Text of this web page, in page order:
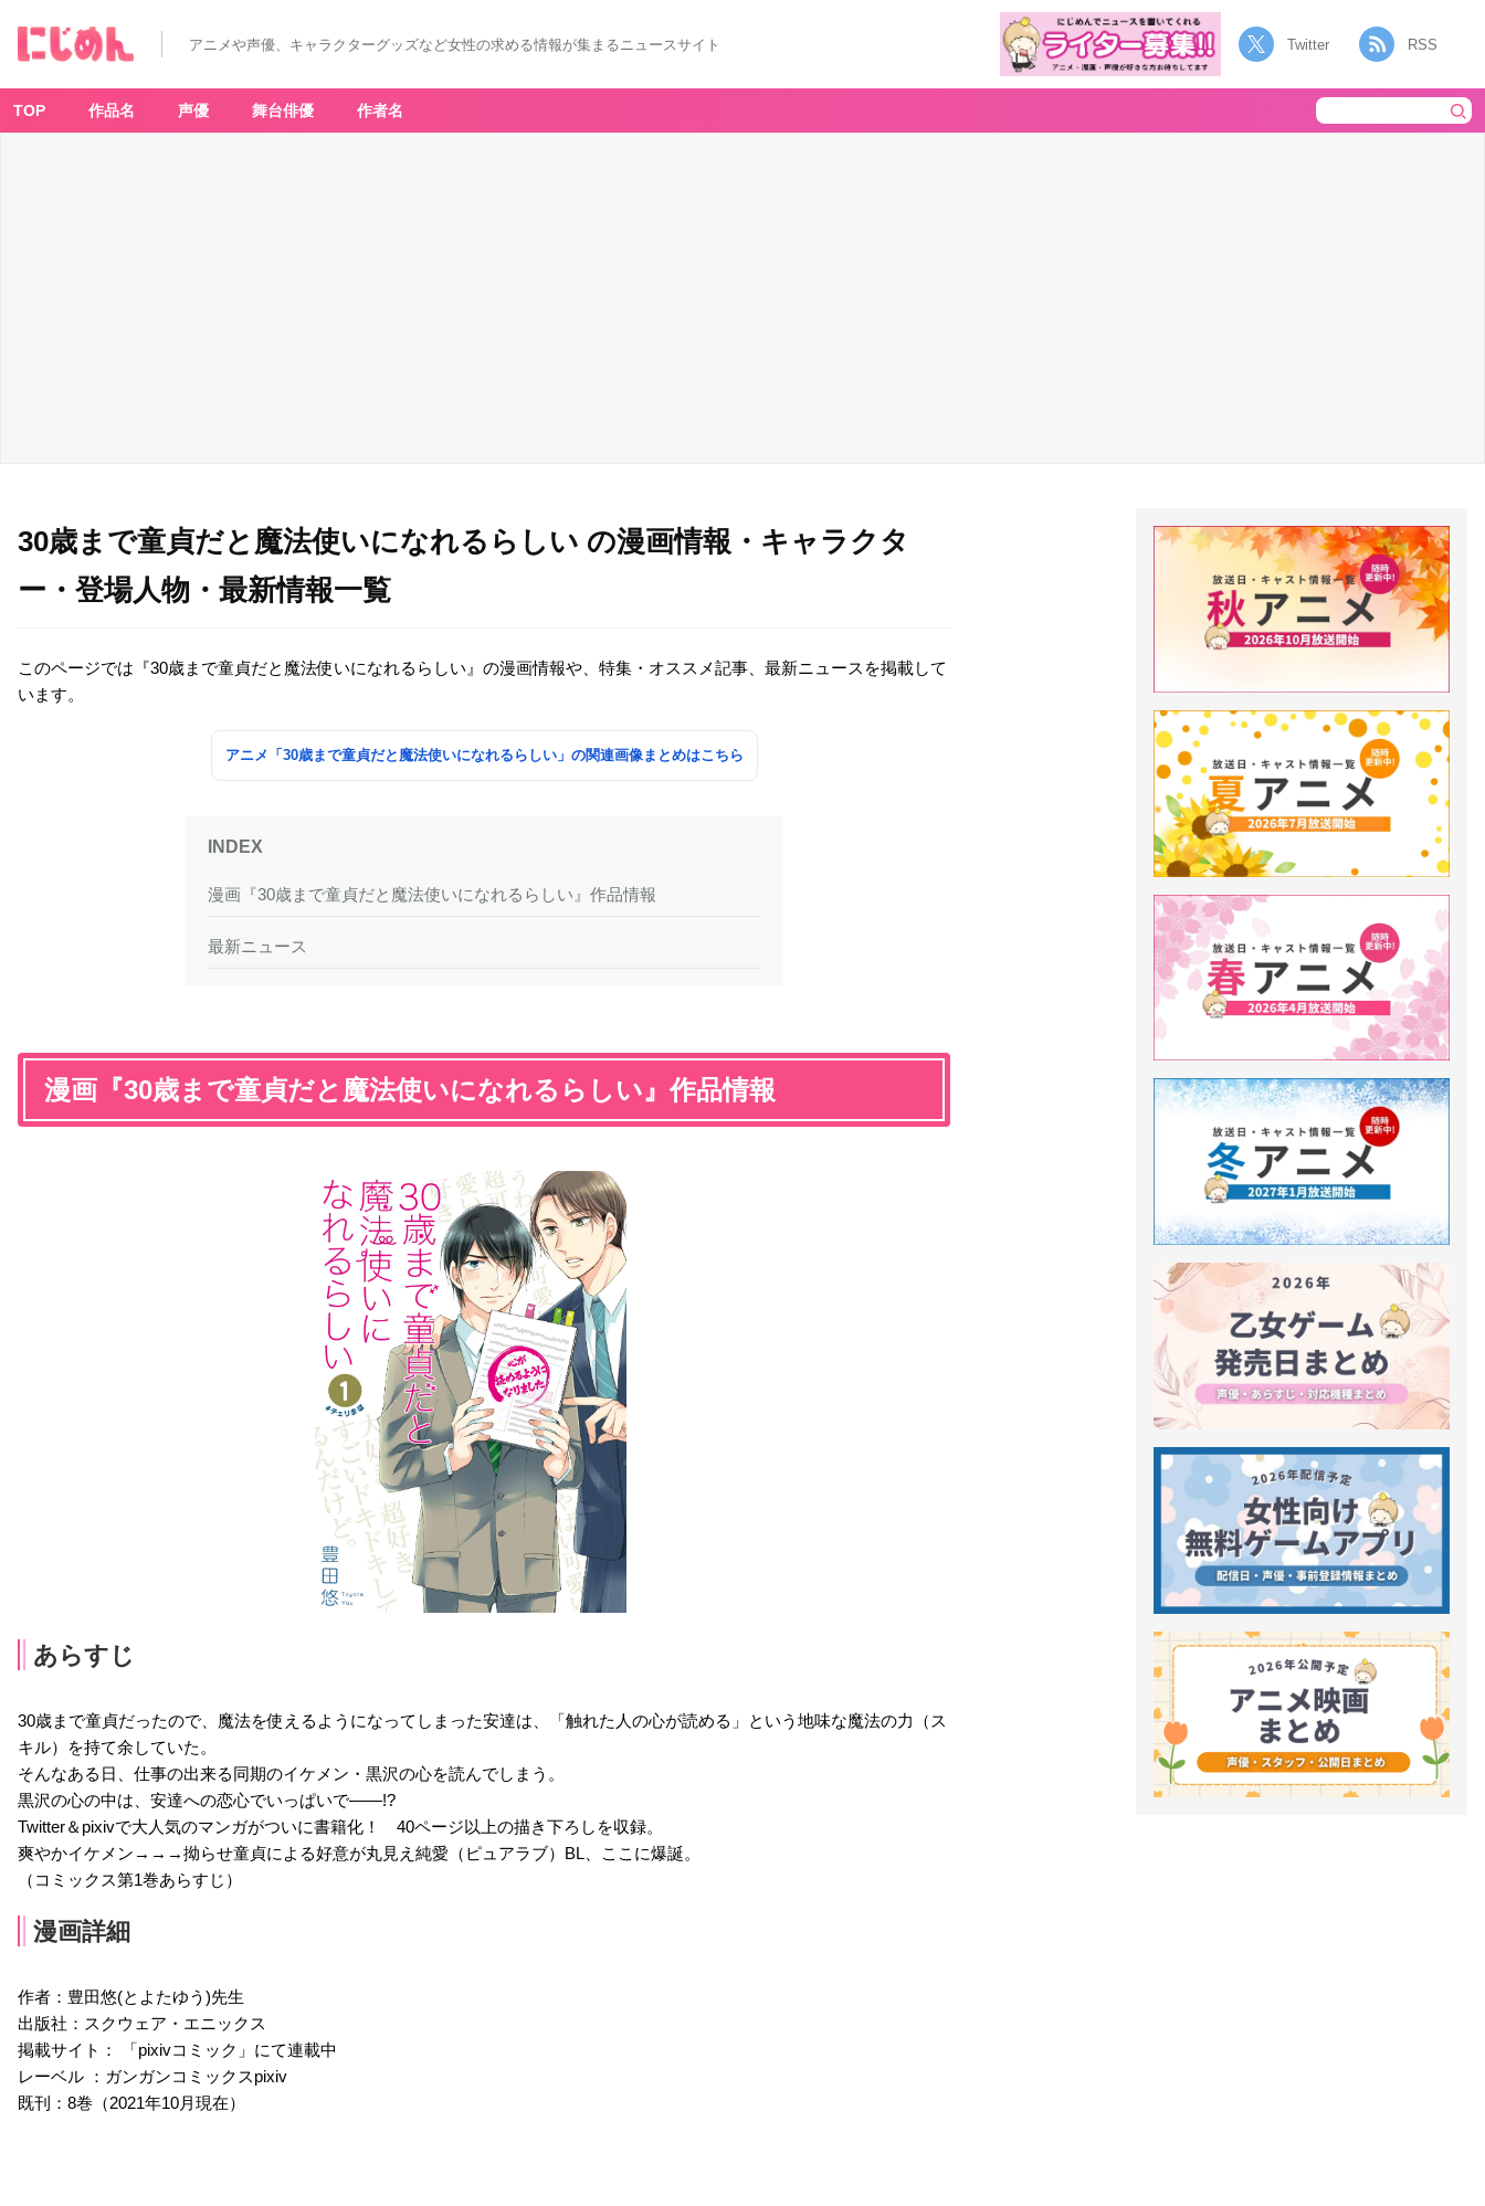
アニメや声優、キャラクターグッズなど女性の求める情報が集まるニュースサイト Twitter RSS
TOP 作品名 声優 舞台俳優 作者名
30歳まで童貞だと魔法使いになれるらしい の漫画情報・キャラクタ
ー・登場人物・最新情報一覧
このページでは『30歳まで童貞だと魔法使いになれるらしい』の漫画情報や、特集・オススメ記事、最新ニュースを掲載して
います。
アニメ「30歳まで童貞だと魔法使いになれるらしい」の関連画像まとめはこちら
漫画『30歳まで童貞だと魔法使いになれるらしい』作品情報
最新ニュース
漫画『30歳まで童貞だと魔法使いになれるらしい』作品情報
あらすじ
30歳まで童貞だったので、魔法を使えるようになってしまった安達は、「触れた人の心が読める」という地味な魔法の力（ス
キル）を持て余していた。
そんなある日、仕事の出来る同期のイケメン・黒沢の心を読んでしまう。
黒沢の心の中は、安達への恋心でいっぱいで――!?
Twitter＆pixivで大人気のマンガがついに書籍化！ 40ページ以上の描き下ろしを収録。
爽やかイケメン→→→拗らせ童貞による好意が丸見え純愛（ピュアラブ）BL、ここに爆誕。
（コミックス第1巻あらすじ）
漫画詳細
作者：豊田悠(とよたゆう)先生
出版社：スクウェア・エニックス
掲載サイト： 「pixivコミック」にて連載中
レーベル ：ガンガンコミックスpixiv
既刊：8巻（2021年10月現在）